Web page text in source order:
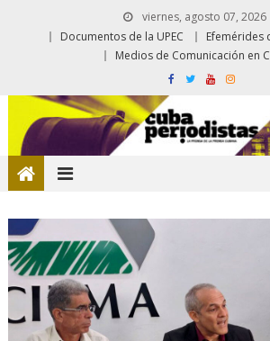
viernes, agosto 07, 2026
Documentos de la UPEC
Efemérides
Medios de Comunicación en